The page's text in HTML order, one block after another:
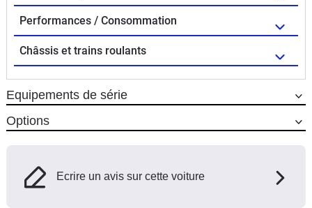
Performances / Consommation
Châssis et trains roulants
Equipements de série
Options
Ecrire un avis sur cette voiture